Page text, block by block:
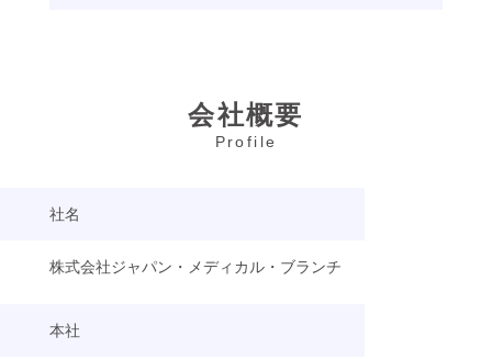
会社概要
Profile
社名
株式会社ジャパン・メディカル・ブランチ
本社